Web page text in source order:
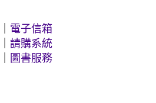
電子信箱
請購系統
圖書服務